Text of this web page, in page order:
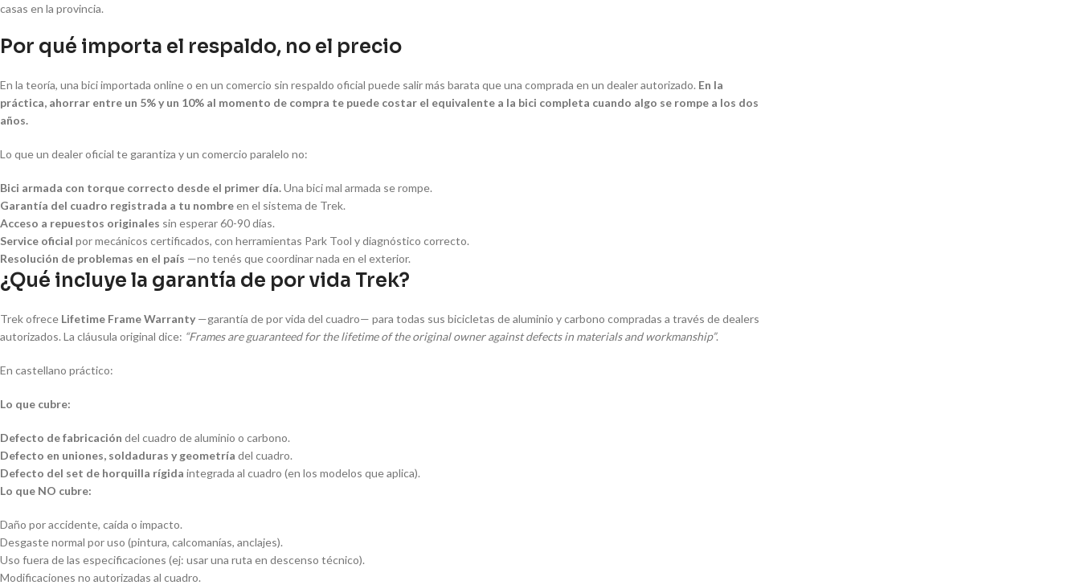
casas en la provincia.
Por qué importa el respaldo, no el precio
En la teoría, una bici importada online o en un comercio sin respaldo oficial puede salir más barata que una comprada en un dealer autorizado. En la
práctica, ahorrar entre un 5% y un 10% al momento de compra te puede costar el equivalente a la bici completa cuando algo se rompe a los dos
años.
Lo que un dealer oficial te garantiza y un comercio paralelo no:
Bici armada con torque correcto desde el primer día.Una bici mal armada se rompe.
Garantía del cuadro registrada a tu nombreen el sistema de Trek.
Acceso a repuestos originales sin esperar 60-90 días.
Service oficial por mecánicos certificados, con herramientas Park Tool y diagnóstico correcto.
Resolución de problemas en el país —no tenés que coordinar nada en el exterior.
¿Qué incluye la garantía de por vida Trek?
Trek ofrece Lifetime Frame Warranty —garantía de por vida del cuadro— para todas sus bicicletas de aluminio y carbono compradas a través de dealers
autorizados. La cláusula original dice: “Frames are guaranteed for the lifetime of the original owner against defects in materials and workmanship”.
En castellano práctico:
Lo que cubre:
Defecto de fabricación del cuadro de aluminio o carbono.
Defecto en uniones, soldaduras y geometría del cuadro.
Defecto del set de horquilla rígida integrada al cuadro (en los modelos que aplica).
Lo que NO cubre:
Daño por accidente, caída o impacto.
Desgaste normal por uso (pintura, calcomanías, anclajes).
Uso fuera de las especificaciones (ej: usar una ruta en descenso técnico).
Modificaciones no autorizadas al cuadro.